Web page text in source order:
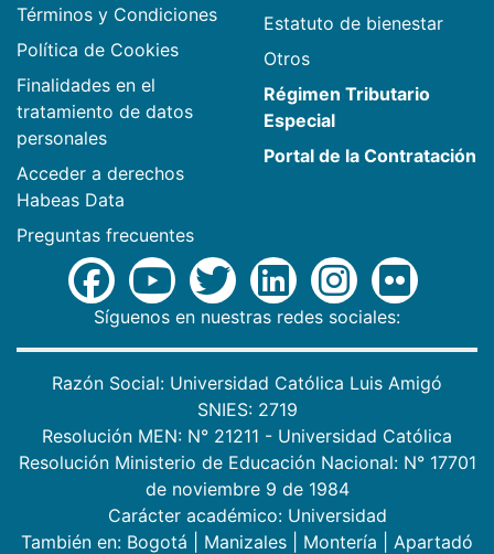
Términos y Condiciones
Política de Cookies
Finalidades en el
tratamiento de datos
personales
Acceder a derechos
Habeas Data
Preguntas frecuentes
Estatuto de bienestar
Otros
Régimen Tributario
Especial
Portal de la Contratación
Síguenos en nuestras redes sociales:
Razón Social: Universidad Católica Luis Amigó
SNIES: 2719
Resolución MEN: N° 21211 - Universidad Católica
Resolución Ministerio de Educación Nacional: N° 17701
de noviembre 9 de 1984
Carácter académico: Universidad
También en: Bogotá Manizales Montería
Apartadó